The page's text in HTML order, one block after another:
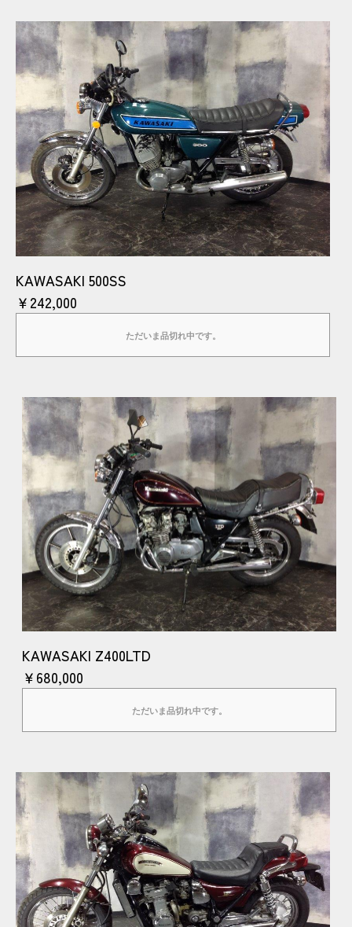
KAWASAKI 500SS
￥242,000
ただいま品切れ中です。
KAWASAKI Z400LTD
￥680,000
ただいま品切れ中です。